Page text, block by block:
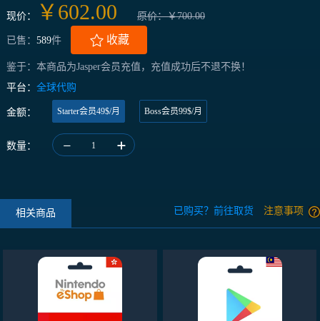
现价： ￥602.00 原价：￥700.00
已售： 589件 收藏
鉴于：本商品为Jasper会员充值，充值成功后不退不换！
平台： 全球代购
金额： Starter会员49$/月 Boss会员99$/月
数量： 1
相关商品 已购买？前往取货 注意事项